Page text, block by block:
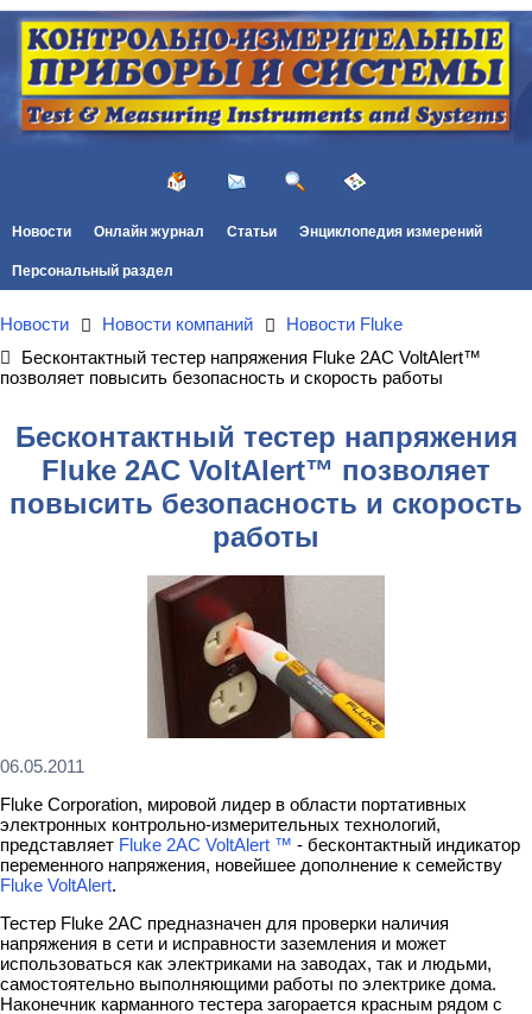
Новости Онлайн журнал Статьи Энциклопедия измерений
Персональный раздел
Новости Новости компаний
Новости Fluke
Бесконтактный тестер напряжения Fluke 2AC VoltAlert™
позволяет повысить безопасность и скорость работы
Бесконтактный тестер напряжения
Fluke 2AC VoltAlert™ позволяет
повысить безопасность и скорость
работы
06.05.2011
Fluke Corporation, мировой лидер в области портативных
электронных контрольно-измерительных технологий,
представляет Fluke 2AC VoltAlert ™ - бесконтактный индикатор
переменного напряжения, новейшее дополнение к семейству
Fluke VoltAlert.
Тестер Fluke 2AC предназначен для проверки наличия
напряжения в сети и исправности заземления и может
использоваться как электриками на заводах, так и людьми,
самостоятельно выполняющими работы по электрике дома.
Наконечник карманного тестера загорается красным рядом с